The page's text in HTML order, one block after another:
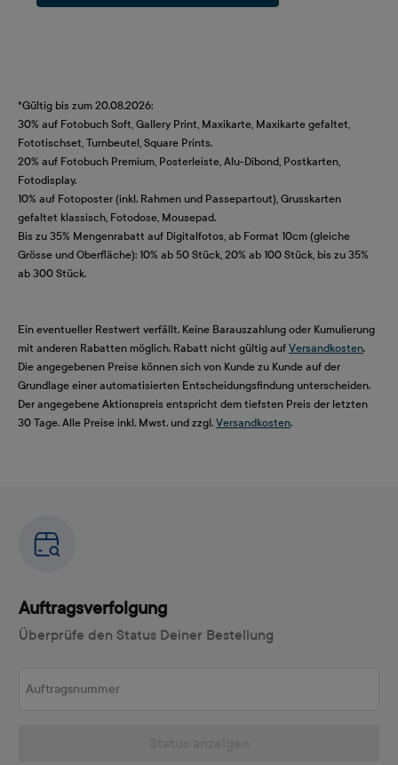
*Gültig bis zum 20.08.2026:
30% auf Fotobuch Soft, Gallery Print, Maxikarte, Maxikarte gefaltet,
Fototischset, Turnbeutel, Square Prints.
20% auf Fotobuch Premium, Posterleiste, Alu-Dibond, Postkarten,
Fotodisplay.
10% auf Fotoposter (inkl. Rahmen und Passepartout), Grusskarten
gefaltet klassisch, Fotodose, Mousepad.
Bis zu 35% Mengenrabatt auf Digitalfotos, ab Format 10cm (gleiche
Grösse und Oberfläche): 10% ab 50 Stück, 20% ab 100 Stück, bis zu 35%
ab 300 Stück.
Ein eventueller Restwert verfällt. Keine Barauszahlung oder Kumulierung
mit anderen Rabatten möglich. Rabatt nicht gültig auf Versandkosten.
Die angegebenen Preise können sich von Kunde zu Kunde auf der
Grundlage einer automatisierten Entscheidungsfindung unterscheiden.
Der angegebene Aktionspreis entspricht dem tiefsten Preis der letzten
30 Tage. Alle Preise inkl. Mwst. und zzgl. Versandkosten.
Auftragsverfolgung
Überprüfe den Status Deiner Bestellung